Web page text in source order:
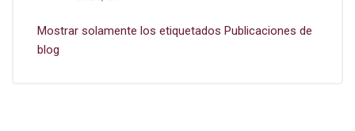
Mostrar solamente los etiquetados Publicaciones de
blog